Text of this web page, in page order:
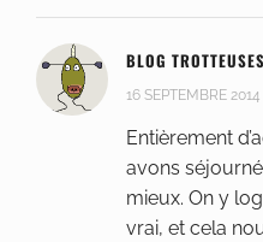
BLOG TROTTEUSES
16 SEPTEMBRE
Entièrement
avons séjourné
mieux. On y
vrai, et cela